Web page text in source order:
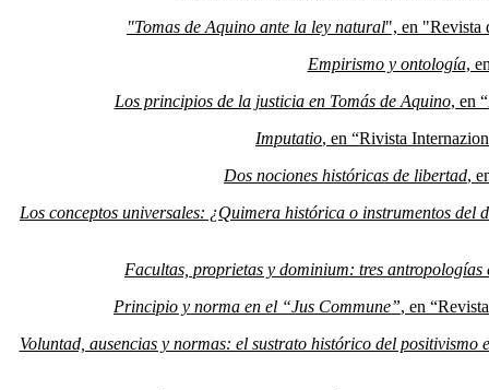
"Tomas de Aquino ante la ley natural", en "Revista
Empirismo y ontología,
Los principios de la justicia en Tomás de Aquino, en
Imputatio, en “Rivista
Dos nociones históricas de libertad,
Los conceptos universales: ¿Quimera histórica o instrumentos del
Facultas, proprietas y dominium: tres antropologías
Principio y norma en el “Jus Commune”, en
Voluntad, ausencias y normas: el sustrato histórico del positivismo